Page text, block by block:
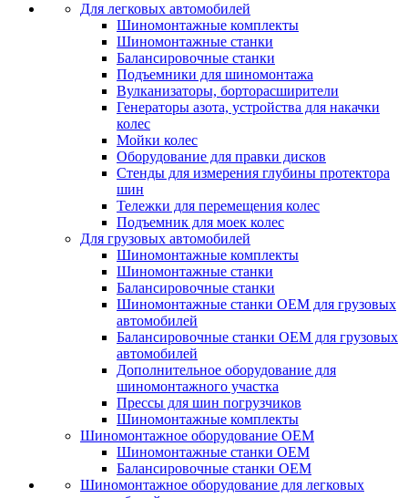
Для легковых автомобилей
Шиномонтажные комплекты
Шиномонтажные станки
Балансировочные станки
Подъемники для шиномонтажа
Вулканизаторы, борторасширители
Генераторы азота, устройства для накачки
колес
Мойки колес
Оборудование для правки дисков
Стенды для измерения глубины протектора
шин
Тележки для перемещения колес
Подъемник для моек колеc
Для грузовых автомобилей
Шиномонтажные комплекты
Шиномонтажные станки
Балансировочные станки
Шиномонтажные станки ОЕМ для грузовых
автомобилей
Балансировочные станки ОЕМ для грузовых
автомобилей
Дополнительное оборудование для
шиномонтажного участка
Прессы для шин погрузчиков
Шиномонтажные комплекты
Шиномонтажное оборудование ОЕМ
Шиномонтажные станки ОЕМ
Балансировочные станки ОЕМ
Шиномонтажное оборудование для легковых